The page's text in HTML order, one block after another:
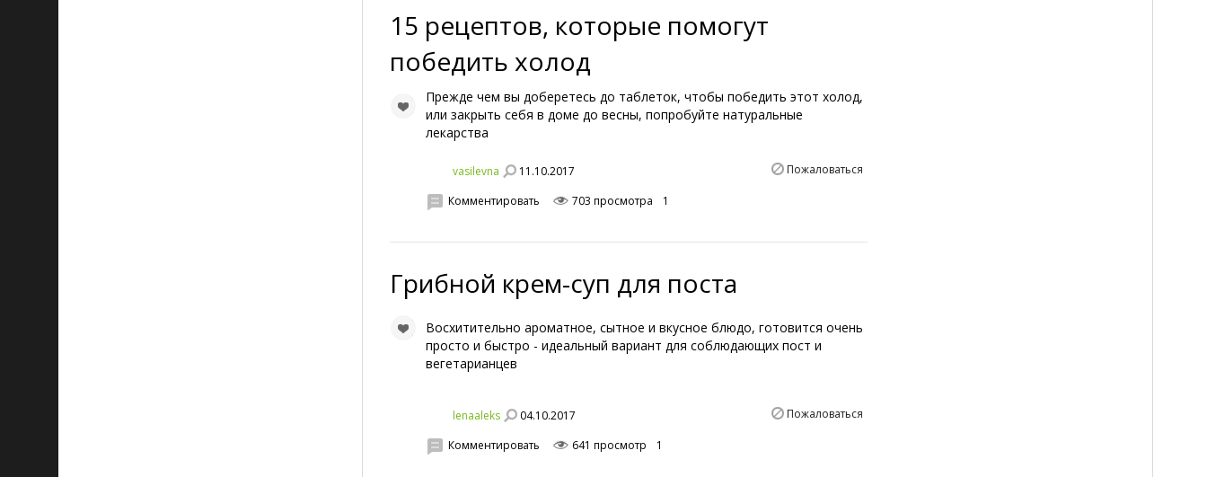
15 рецептов, которые помогут
победить холод
Прежде чем вы доберетесь до таблеток, чтобы победить этот холод,
или закрыть себя в доме до весны, попробуйте натуральные
лекарства
vasilevna 11.10.2017 Пожаловаться
Комментировать 703 просмотра 1
Грибной крем-суп для поста
Восхитительно ароматное, сытное и вкусное блюдо, готовится очень
просто и быстро - идеальный вариант для соблюдающих пост и
вегетарианцев
lenaaleks 04.10.2017 Пожаловаться
Комментировать 641 просмотр 1